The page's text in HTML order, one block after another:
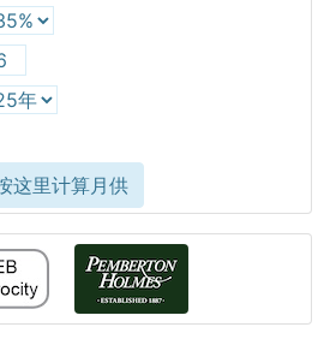
这里计算月供